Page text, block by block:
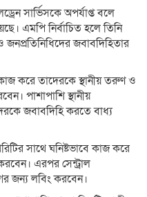
সার্ভিসকে অপর্যাপ্ত বলে
এমপি নির্বাচিত হলে তিনি
জনপ্রতিনিধিদের জবাবদিহিতার
করে তাদেরকে স্থানীয় তরুণ ও
পাশাপাশি স্থানীয়
জবাবদিহি করতে বাধ্য
সাথে ঘনিষ্টভাবে কাজ করে
এরপর সেন্ট্রাল
জন্য লবিং করবেন।